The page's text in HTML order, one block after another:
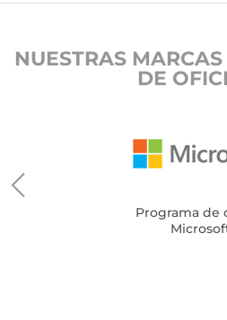
NUESTRAS
DE
Programa de